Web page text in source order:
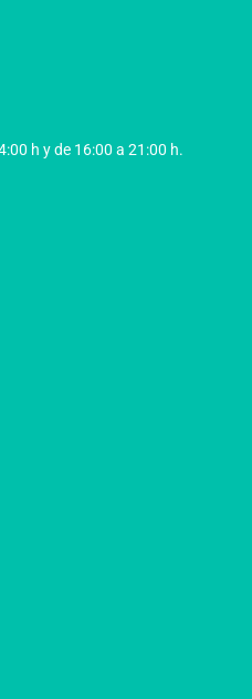
h y de 16:00 a 21:00 h.